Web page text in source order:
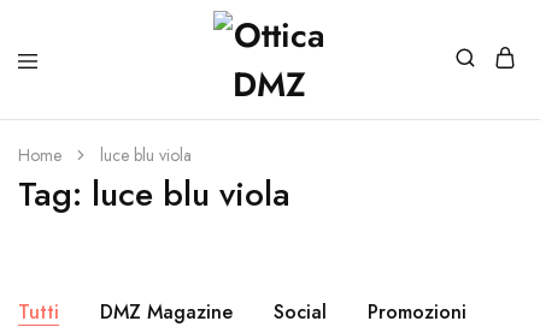
Home luce blu viola
Tag: luce blu viola
Tutti DMZ Magazine Social Promozioni